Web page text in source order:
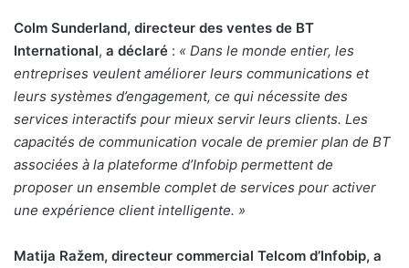
Colm Sunderland, directeur des ventes de BT
International, a déclaré : « Dans le monde entier, les
entreprises veulent améliorer leurs communications et
leurs systèmes d’engagement, ce qui nécessite des
services interactifs pour mieux servir leurs clients. Les
capacités de communication vocale de premier plan de BT
associées à la plateforme d’Infobip permettent de
proposer un ensemble complet de services pour activer
une expérience client intelligente. »
Matija Ražem, directeur commercial Telcom d’Infobip, a